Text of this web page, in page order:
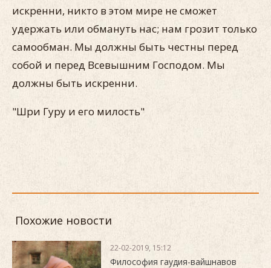
искренни, никто в этом мире не сможет
удержать или обмануть нас; нам грозит только
самообман. Мы должны быть честны перед
собой и перед Всевышним Господом. Мы
должны быть искренни.
"Шри Гуру и его милость"
Похожие новости
22-02-2019, 15:12
Философия гаудия-вайшнавов